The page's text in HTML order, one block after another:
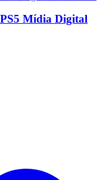
PS5 Mídia Digital